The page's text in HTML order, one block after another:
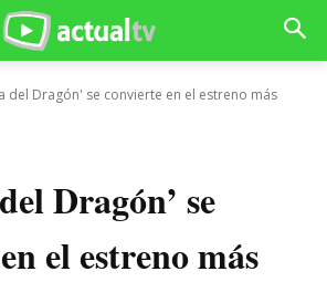
del Dragón' se convierte en el estreno más
Dragón’ se
el estreno más